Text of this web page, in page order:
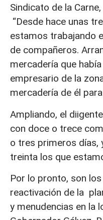
Sindicato de la
“Desde hace unas
estamos trabajando
de compañeros.
mercadería que
empresario de la
mercadería de él
Ampliando, el
con doce o trece
o tres primeros días,
treinta los que
Por lo pronto, son
reactivación de la
y menudencias en la